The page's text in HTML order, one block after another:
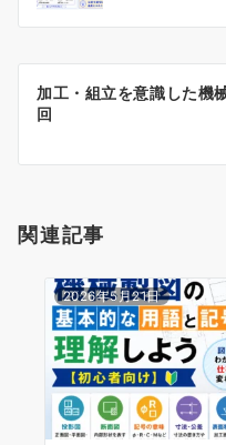
ビ
ン
加工・組立を意識した
回
関連記事
2026年5月21日